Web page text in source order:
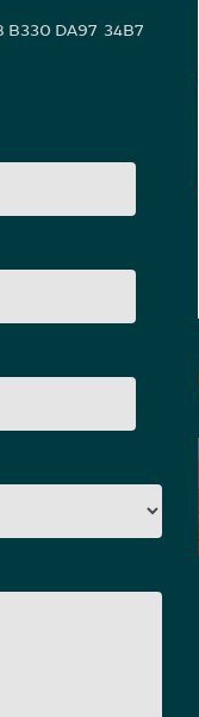
B330 DA97 34B7